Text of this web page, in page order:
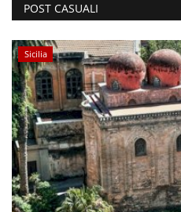
POST CASUALI
Sicilia